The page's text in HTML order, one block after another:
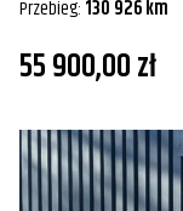
Przebieg: 130 926 km
55 900,00 zł